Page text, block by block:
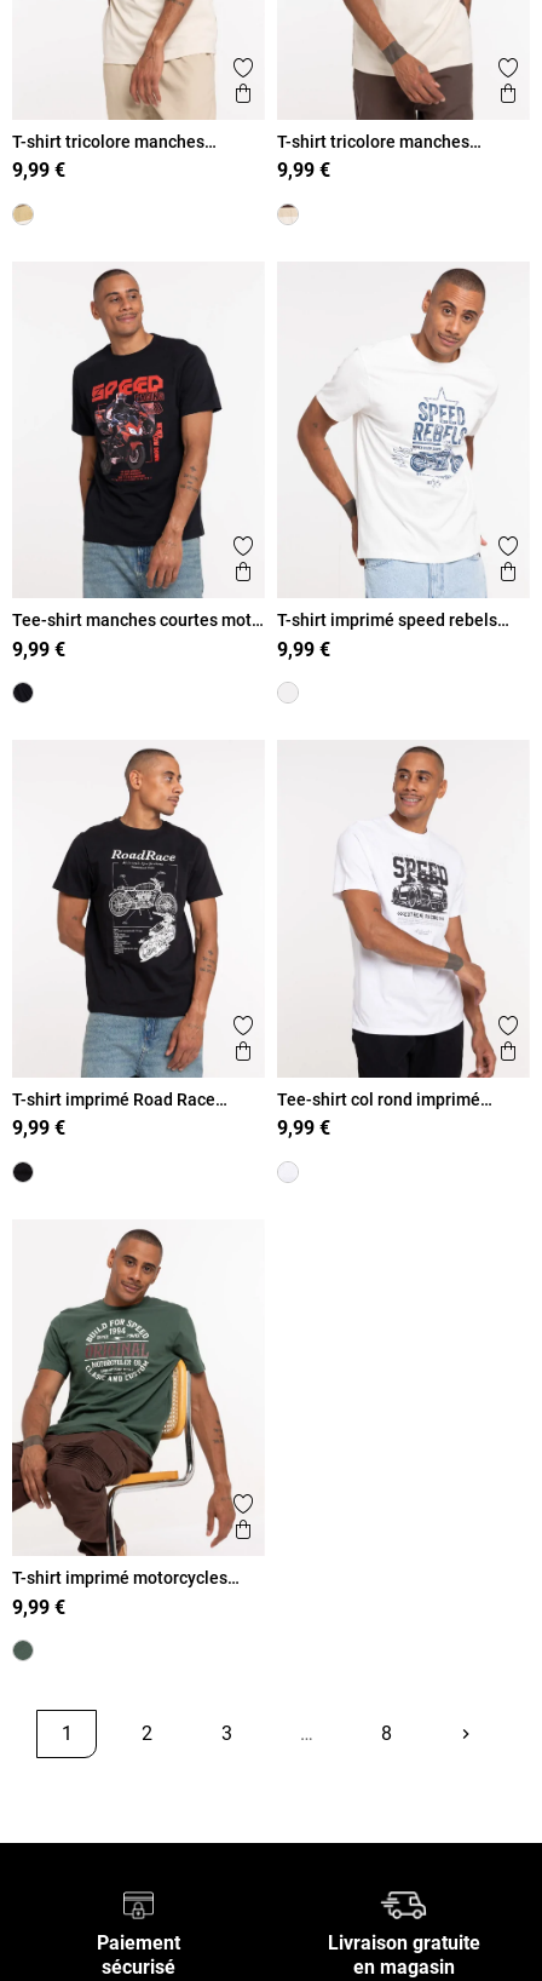
Ajouter aux favoris
Aperçu rapide
T-shirt tricolore manches
courtes homme
9,99 €
T-shirt tricolore manches
courtes homme
9,99 €
Ajouter aux favoris
Aperçu rapide
Tee-shirt manches courtes moto
homme
9,99 €
T-shirt imprimé speed rebels
homme
9,99 €
Ajouter aux favoris
Aperçu rapide
T-shirt imprimé Road Race
homme
9,99 €
Tee-shirt col rond imprimé
voiture homme
9,99 €
Ajouter aux favoris
Aperçu rapide
T-shirt imprimé motorcycles
homme
9,99 €
1 2 3 … 8 keyboard_arrow_rightSuivant
Paiement
sécurisé
Livraison gratuite
en magasin